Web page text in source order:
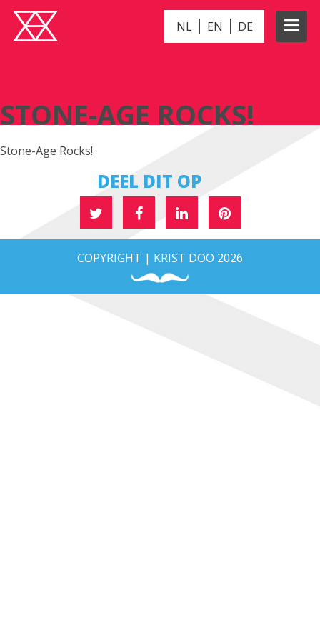
NL EN DE
STONE-AGE ROCKS!
Stone-Age Rocks!
DEEL DIT OP
COPYRIGHT | KRIST DOO 2026